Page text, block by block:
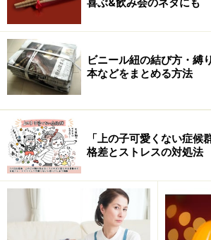
できています」という意味ですよね。
さまで」の気持ちが必要だということ
感謝のバランスをとれば、
ワークライフバランスって、仕事時
的・質的なバランスのようにとらえ
ど、とどのつまり、仕事と家族それぞ
気持ちのバランスなんじゃないかと
があるから家族が安心して暮らせる
同時に、家族がいるから良い仕事を
ビニール紐の結び方・縛
本などをまとめる方法
「上の子可愛くない症候
格差とストレスの対処法